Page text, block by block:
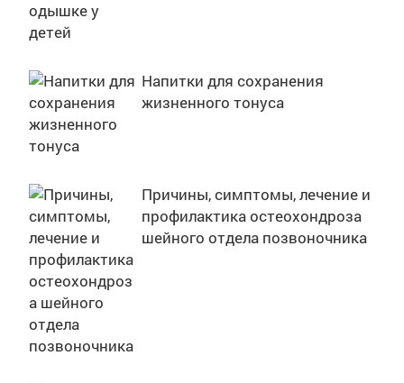
Напитки для сохранения
жизненного тонуса
Причины, симптомы, лечение и
профилактика остеохондроза
шейного отдела позвоночника